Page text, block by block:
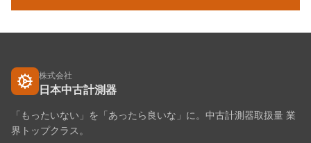
株式会社
日本中古計測器
「もったいない」を「あったら良いな」に。中古計測器取扱量 業
界トップクラス。